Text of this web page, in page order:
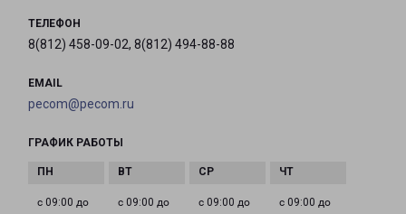
ТЕЛЕФОН
8(812) 458-09-02, 8(812) 494-88-88
EMAIL
pecom@pecom.ru
ГРАФИК РАБОТЫ
с 09:00 до
с 09:00 до
с 09:00 до
с 09:00 до